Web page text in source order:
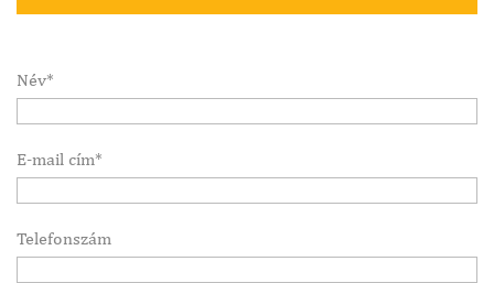
Név*
E-mail cím*
Telefonszám